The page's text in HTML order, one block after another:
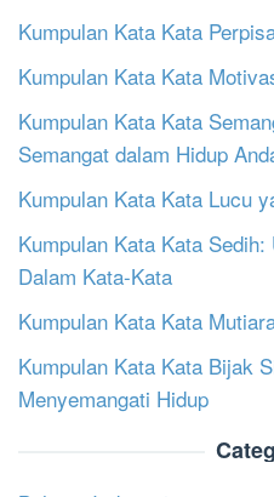
Kumpulan Kata Kata
Kumpulan Kata Kata
Kumpulan Kata Kata
Semangat dalam Hidup
Kumpulan Kata Kata Lucu
Kumpulan Kata Kata
Dalam Kata-Kata
Kumpulan Kata Kata
Kumpulan Kata Kata Bijak
Menyemangati Hidup